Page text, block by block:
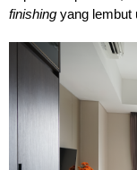
finishing yang lembut